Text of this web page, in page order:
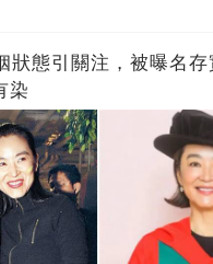
狀態引關注，被曝名存
染